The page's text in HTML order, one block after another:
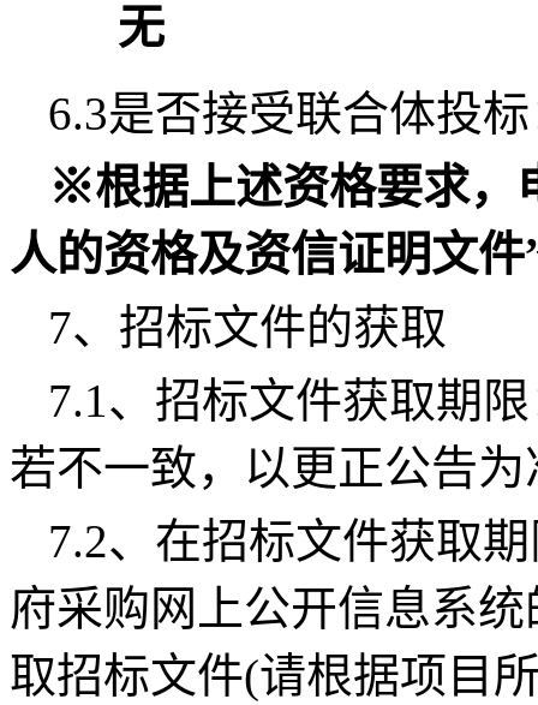
无
6.3是否接受联合体投
※根据上述资格要求，
人的资格及资信证明文
7、招标文件的获取
7.1、招标文件获取期
若不一致，以更正公告为
7.2、在招标文件获取
府采购网上公开信息系
取招标文件(请根据项目